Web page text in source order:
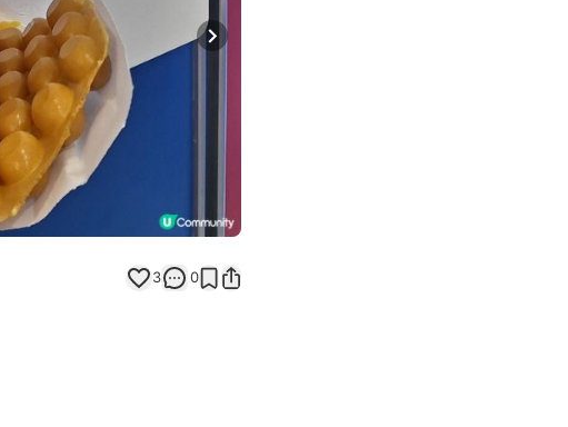
Next slide
3 0